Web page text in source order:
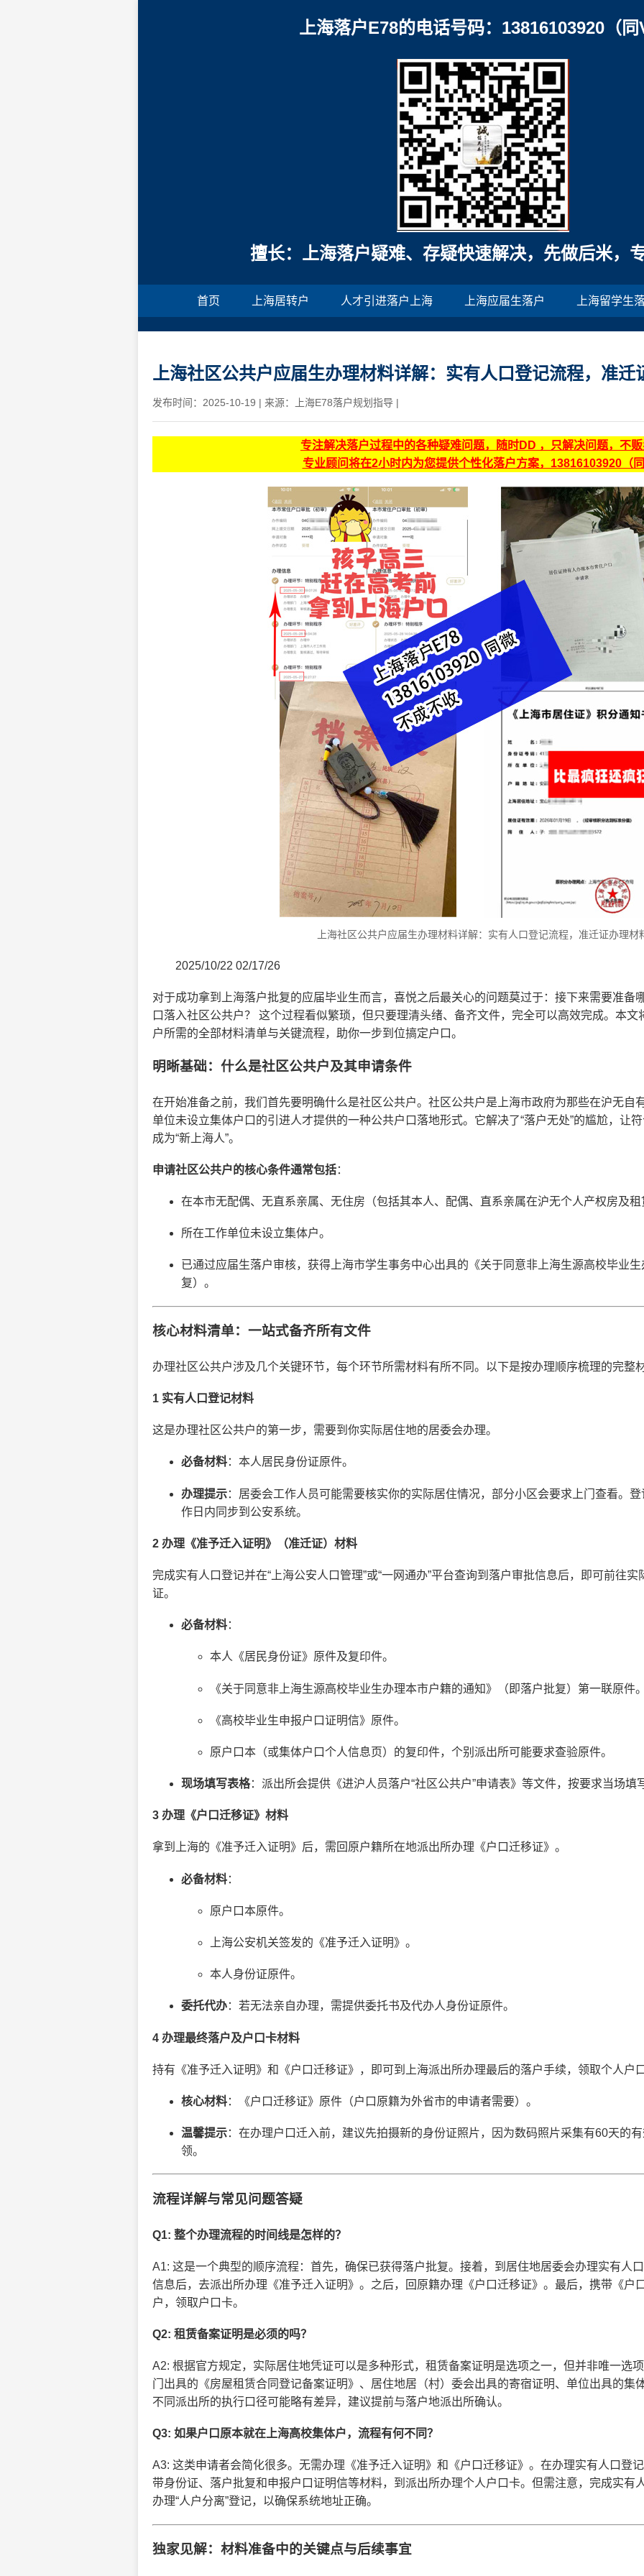
上海落户E78的电话号码：13816103920（同
擅长：上海落户疑难、存疑快速解决，先做后米，
首页 上海居转户 人才引进落户上海 上海应届生落户 上海留学生
上海社区公共户应届生办理材料详解：实有人口登记流程，准迁
发布时间：2025-10-19 | 来源：上海E78落户规划指导 |
专注解决落户过程中的各种疑难问题，随时DD ，只解决问题，不
专业顾问将在2小时内为您提供个性化落户方案，13816103920（
上海社区公共户应届生办理材料详解：实有人口登记流程，准迁证办理材
2025/10/22 02/17/26
对于成功拿到上海落户批复的应届毕业生而言，喜悦之后最关心的问题莫过于：接下来需要准备
口落入社区公共户？ 这个过程看似繁琐，但只要理清头绪、备齐文件，完全可以高效完成。本
户所需的全部材料清单与关键流程，助你一步到位搞定户口。
明晰基础：什么是社区公共户及其申请条件
在开始准备之前，我们首先要明确什么是社区公共户。社区公共户是上海市政府为那些在沪无自
单位未设立集体户口的引进人才提供的一种公共户口落地形式。它解决了“落户无处”的尴尬，让
成为“新上海人”。
申请社区公共户的核心条件通常包括：
在本市无配偶、无直系亲属、无住房（包括其本人、配偶、直系亲属在沪无个人产权房及
所在工作单位未设立集体户。
已通过应届生落户审核，获得上海市学生事务中心出具的《关于同意非上海生源高校毕业
复）。
核心材料清单：一站式备齐所有文件
办理社区公共户涉及几个关键环节，每个环节所需材料有所不同。以下是按办理顺序梳理的完整
1 实有人口登记材料
这是办理社区公共户的第一步，需要到你实际居住地的居委会办理。
必备材料：本人居民身份证原件。
办理提示：居委会工作人员可能需要核实你的实际居住情况，部分小区会要求上门查看。
作日内同步到公安系统。
2 办理《准予迁入证明》（准迁证）材料
完成实有人口登记并在“上海公安人口管理”或“一网通办”平台查询到落户审批信息后，即可前往
证。
必备材料：
本人《居民身份证》原件及复印件。
《关于同意非上海生源高校毕业生办理本市户籍的通知》（即落户批复）第一联原件
《高校毕业生申报户口证明信》原件。
原户口本（或集体户口个人信息页）的复印件，个别派出所可能要求查验原件。
现场填写表格：派出所会提供《进沪人员落户“社区公共户”申请表》等文件，按要求当场填
3 办理《户口迁移证》材料
拿到上海的《准予迁入证明》后，需回原户籍所在地派出所办理《户口迁移证》。
必备材料：
原户口本原件。
上海公安机关签发的《准予迁入证明》。
本人身份证原件。
委托代办：若无法亲自办理，需提供委托书及代办人身份证原件。
4 办理最终落户及户口卡材料
持有《准予迁入证明》和《户口迁移证》，即可到上海派出所办理最后的落户手续，领取个人户
核心材料：《户口迁移证》原件（户口原籍为外省市的申请者需要）。
温馨提示：在办理户口迁入前，建议先拍摄新的身份证照片，因为数码照片采集有60天的
领。
流程详解与常见问题答疑
Q1: 整个办理流程的时间线是怎样的？
A1: 这是一个典型的顺序流程：首先，确保已获得落户批复。接着，到居住地居委会办理实有人
信息后，去派出所办理《准予迁入证明》。之后，回原籍办理《户口迁移证》。最后，携带《户
户，领取户口卡。
Q2: 租赁备案证明是必须的吗？
A2: 根据官方规定，实际居住地凭证可以是多种形式，租赁备案证明是选项之一，但并非唯一选
门出具的《房屋租赁合同登记备案证明》、居住地居（村）委会出具的寄宿证明、单位出具的集
不同派出所的执行口径可能略有差异，建议提前与落户地派出所确认。
Q3: 如果户口原本就在上海高校集体户，流程有何不同？
A3: 这类申请者会简化很多。无需办理《准予迁入证明》和《户口迁移证》。在办理实有人口登
带身份证、落户批复和申报户口证明信等材料，到派出所办理个人户口卡。但需注意，完成实有
办理“人户分离”登记，以确保系统地址正确。
独家见解：材料准备中的关键点与后续事宜